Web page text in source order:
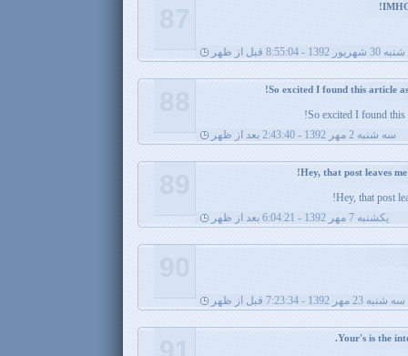
شنبه 30 شهریور 1392 - 8:55:04 قبل از ظهر
So excited I found this
سه شنبه 2 مهر 1392 - 2:43:40 بعد از ظهر
Hey, that post
يکشنبه 7 مهر 1392 - 6:04:21 بعد از ظهر
سه شنبه 23 مهر 1392 - 7:23:34 قبل از ظهر